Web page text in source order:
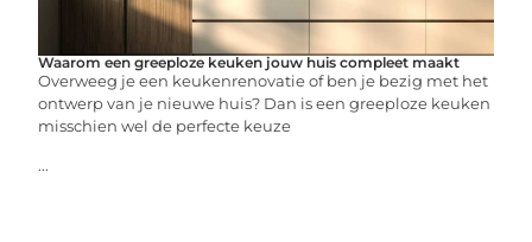
Waarom een greeploze keuken jouw huis compleet maakt
Overweeg je een keukenrenovatie of ben je bezig met het
ontwerp van je nieuwe huis? Dan is een greeploze keuken
misschien wel de perfecte keuze
...